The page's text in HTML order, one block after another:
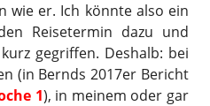
wie er. Ich könnte also ein
Reisetermin dazu und
gegriffen. Deshalb: bei
(in Bernds 2017er Bericht
1), in meinem oder gar